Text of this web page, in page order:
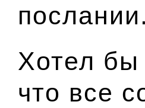
послании.
Хотел бы
что все